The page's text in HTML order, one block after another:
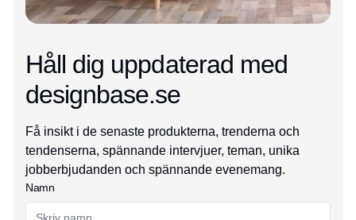
Håll dig uppdaterad med
designbase.se
Få insikt i de senaste produkterna, trenderna och
tendenserna, spännande intervjuer, teman, unika
jobberbjudanden och spännande evenemang.
Namn